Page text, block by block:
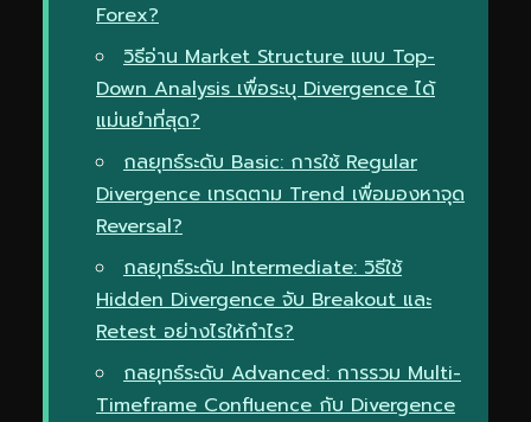
Forex?
วิธีอ่าน Market Structure แบบ Top-
Down Analysis เพื่อระบุ Divergence ได้
แม่นยำที่สุด?
กลยุทธ์ระดับ Basic: การใช้ Regular
Divergence เทรดตาม Trend เพื่อมองหาจุด
Reversal?
กลยุทธ์ระดับ Intermediate: วิธีใช้
Hidden Divergence จับ Breakout และ
Retest อย่างไรให้กำไร?
กลยุทธ์ระดับ Advanced: การรวม Multi-
Timeframe Confluence กับ Divergence